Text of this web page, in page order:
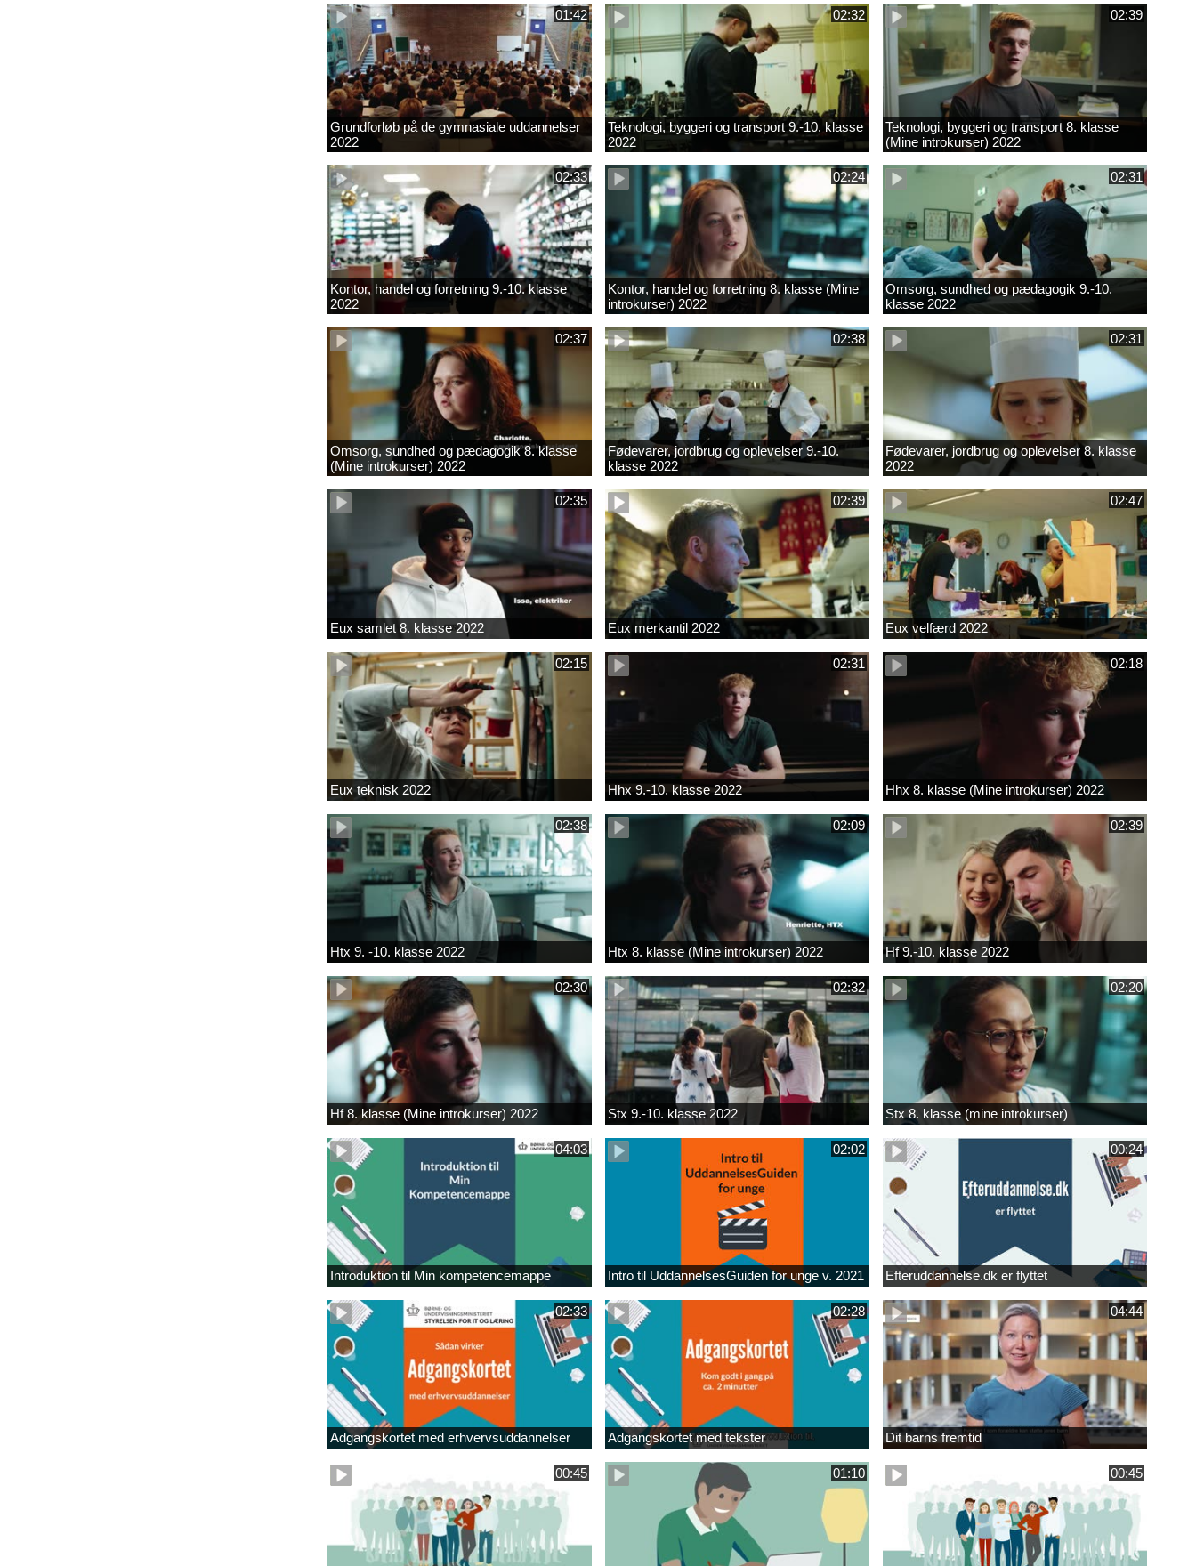
01:42
Grundforløb på de gymnasiale uddannelser
2022
02:32
Teknologi, byggeri og transport 9.-10. klasse
2022
02:39
Teknologi, byggeri og transport 8. klasse
(Mine introkurser) 2022
02:33
Kontor, handel og forretning 9.-10. klasse
2022
02:24
Kontor, handel og forretning 8. klasse (Mine
introkurser) 2022
02:31
Omsorg, sundhed og pædagogik 9.-10.
klasse 2022
02:37
Omsorg, sundhed og pædagogik 8. klasse
(Mine introkurser) 2022
02:38
Fødevarer, jordbrug og oplevelser 9.-10.
klasse 2022
02:31
Fødevarer, jordbrug og oplevelser 8. klasse
2022
02:35
Eux samlet 8. klasse 2022
02:39
Eux merkantil 2022
02:47
Eux velfærd 2022
02:15
Eux teknisk 2022
02:31
Hhx 9.-10. klasse 2022
02:18
Hhx 8. klasse (Mine introkurser) 2022
02:38
Htx 9. -10. klasse 2022
02:09
Htx 8. klasse (Mine introkurser) 2022
02:39
Hf 9.-10. klasse 2022
02:30
Hf 8. klasse (Mine introkurser) 2022
02:32
Stx 9.-10. klasse 2022
02:20
Stx 8. klasse (mine introkurser)
04:03
Introduktion til Min kompetencemappe
02:02
Intro til UddannelsesGuiden for unge v. 2021
00:24
Efteruddannelse.dk er flyttet
02:33
Adgangskortet med erhvervsuddannelser
02:28
Adgangskortet med tekster
04:44
Dit barns fremtid
00:45 01:10 00:45